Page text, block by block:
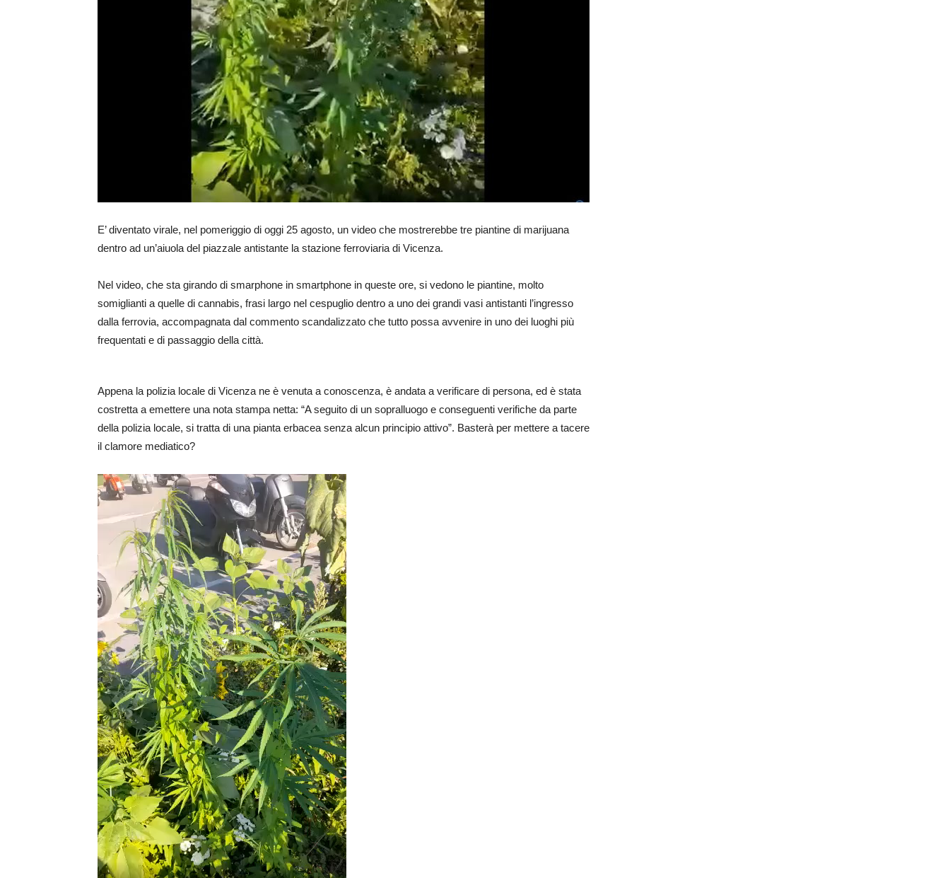
E’ diventato virale, nel pomeriggio di oggi 25 agosto, un video che mostrerebbe tre piantine di marijuana
dentro ad un’aiuola del piazzale antistante la stazione ferroviaria di Vicenza.
Nel video, che sta girando di smarphone in smartphone in queste ore, si vedono le piantine, molto
somiglianti a quelle di cannabis, frasi largo nel cespuglio dentro a uno dei grandi vasi antistanti l’ingresso
dalla ferrovia, accompagnata dal commento scandalizzato che tutto possa avvenire in uno dei luoghi più
frequentati e di passaggio della città.
Appena la polizia locale di Vicenza ne è venuta a conoscenza, è andata a verificare di persona, ed è stata
costretta a emettere una nota stampa netta: “A seguito di un sopralluogo e conseguenti verifiche da parte
della polizia locale, si tratta di una pianta erbacea senza alcun principio attivo”. Basterà per mettere a tacere
il clamore mediatico?